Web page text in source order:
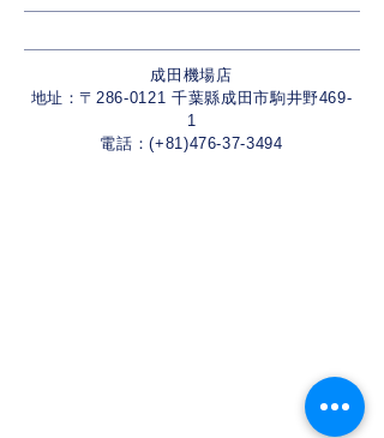
成田機場店
地址：〒286-0121 千葉縣成田市駒井野469-
1
電話：(+81)476-37-3494